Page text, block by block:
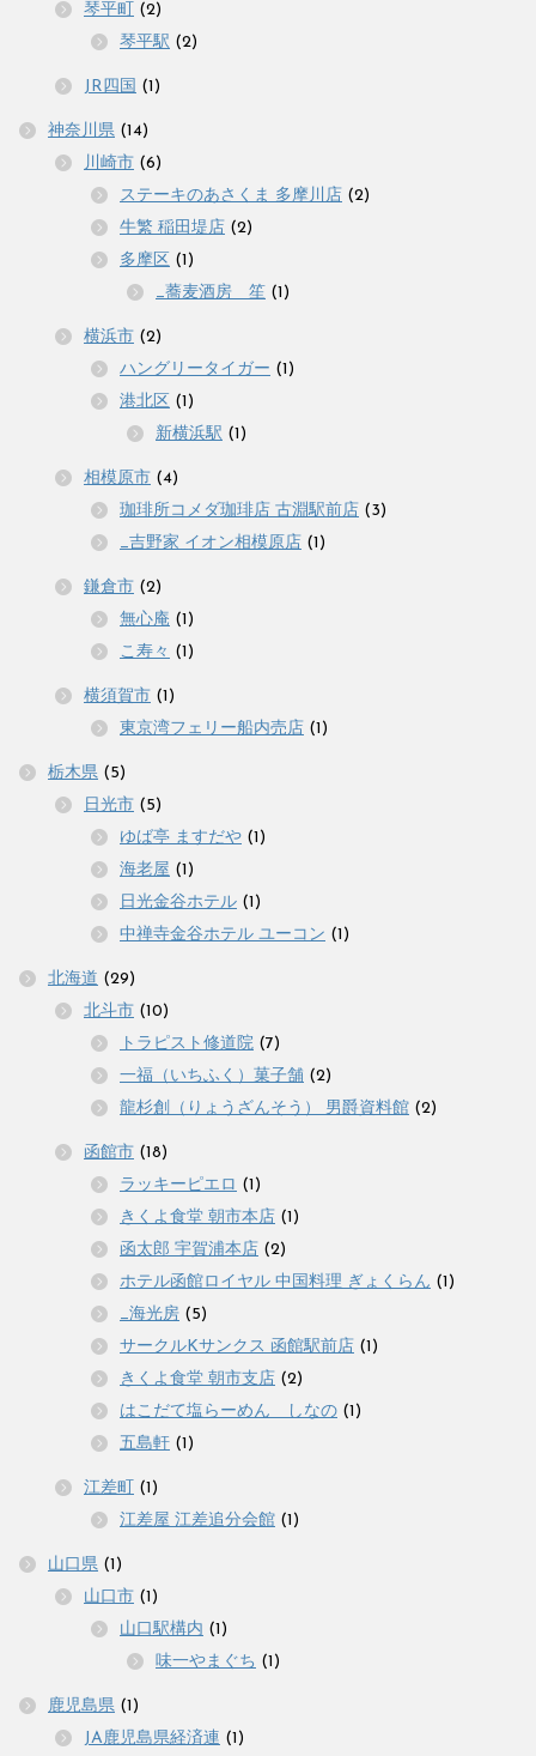
琴平町 (2)
琴平駅 (2)
JR四国 (1)
神奈川県 (14)
川崎市 (6)
ステーキのあさくま 多摩川店 (2)
牛繁 稲田堤店 (2)
多摩区 (1)
_蕎麦酒房 笙 (1)
横浜市 (2)
ハングリータイガー (1)
港北区 (1)
新横浜駅 (1)
相模原市 (4)
珈琲所コメダ珈琲店 古淵駅前店 (3)
_吉野家 イオン相模原店 (1)
鎌倉市 (2)
無心庵 (1)
こ寿々 (1)
横須賀市 (1)
東京湾フェリー船内売店 (1)
栃木県 (5)
日光市 (5)
ゆば亭 ますだや (1)
海老屋 (1)
日光金谷ホテル (1)
中禅寺金谷ホテル ユーコン (1)
北海道 (29)
北斗市 (10)
トラピスト修道院 (7)
一福（いちふく）菓子舗 (2)
龍杉創（りょうざんそう） 男爵資料館 (2)
函館市 (18)
ラッキーピエロ (1)
きくよ食堂 朝市本店 (1)
函太郎 宇賀浦本店 (2)
ホテル函館ロイヤル 中国料理 ぎょくらん (1)
_海光房 (5)
サークルKサンクス 函館駅前店 (1)
きくよ食堂 朝市支店 (2)
はこだて塩らーめん しなの (1)
五島軒 (1)
江差町 (1)
江差屋 江差追分会館 (1)
山口県 (1)
山口市 (1)
山口駅構内 (1)
味一やまぐち (1)
鹿児島県 (1)
JA鹿児島県経済連 (1)